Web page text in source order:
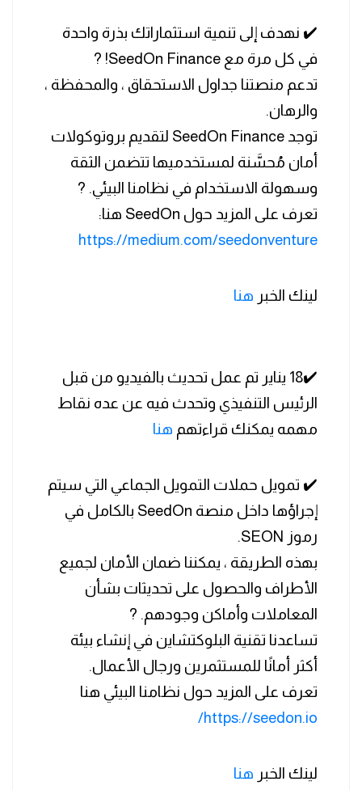
✔️ نهدف إلى تنمية استثماراتك بذرة واحدة
في كل مرة مع SeedOn Finance! ?
تدعم منصتنا جداول الاستحقاق ، والمحفظة ،
والرهان.
توجد SeedOn Finance لتقديم بروتوكولات
أمان مُحسَّنة لمستخدميها تتضمن الثقة
وسهولة الاستخدام في نظامنا البيئي. ?
تعرف على المزيد حول SeedOn هنا:
https://medium.com/seedonventure
لينك الخبر هنا
✔️18 يناير تم عمل تحديث بالفيديو من قبل
الرئيس التنفيذي وتحدث فيه عن عده نقاط
مهمه يمكنك قراءتهم هنا
✔️ تمويل حملات التمويل الجماعي التي سيتم
إجراؤها داخل منصة SeedOn بالكامل في
رموز SEON.
بهذه الطريقة ، يمكننا ضمان الأمان لجميع
الأطراف والحصول على تحديثات بشأن
المعاملات وأماكن وجودهم. ?
تساعدنا تقنية البلوكتشاين في إنشاء بيئة
أكثر أمانًا للمستثمرين ورجال الأعمال.
تعرف على المزيد حول نظامنا البيئي هنا
https://seedon.io/
لينك الخبر هنا